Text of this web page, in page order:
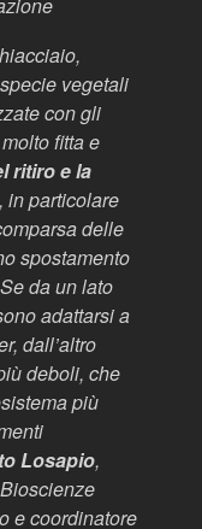
vegetali
con gli
fitta e
ritiro e la
, in particolare
delle
spostamento
Se da un lato
adattarsi a
dall’altro
deboli, che
più
Losapio,
e coordinatore